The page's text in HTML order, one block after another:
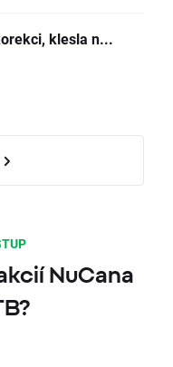
klesla n...
NuCana